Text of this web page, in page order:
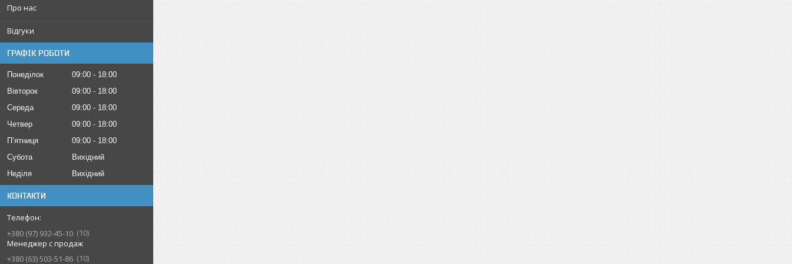
Про нас
Відгуки
ГРАФІК РОБОТИ
Понеділок 09:00
18:00
Вівторок
09:00
18:00
Середа
09:00
18:00
Четвер
09:00
18:00
Пʼятниця
09:00
18:00
Субота
Вихідний
Неділя
Вихідний
КОНТАКТИ
+380 (97) 932-45-10
10
Менеджер с продаж
+380 (63) 503-51-86
10